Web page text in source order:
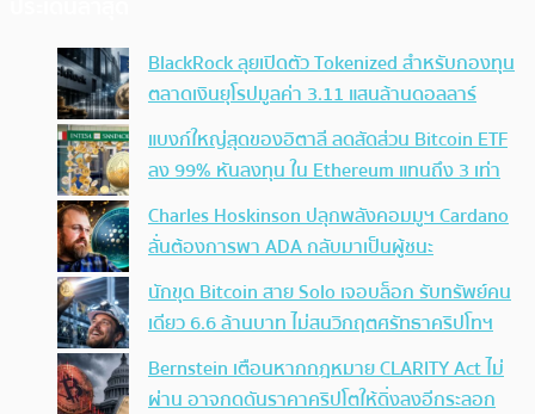
BlackRock ลุยเปิดตัว Tokenized สำหรับกองทุน
ตลาดเงินยุโรปมูลค่า 3.11 แสนล้านดอลลาร์
แบงก์ใหญ่สุดของอิตาลี ลดสัดส่วน Bitcoin ETF
ลง 99% หันลงทุน ใน Ethereum แทนถึง 3 เท่า
Charles Hoskinson ปลุกพลังคอมมูฯ Cardano
ลั่นต้องการพา ADA กลับมาเป็นผู้ชนะ
นักขุด Bitcoin สาย Solo เจอบล็อก รับทรัพย์คน
เดียว 6.6 ล้านบาท ไม่สนวิกฤตศรัทธาคริปโทฯ
Bernstein เตือนหากกฎหมาย CLARITY Act ไม่
ผ่าน อาจกดดันราคาคริปโตให้ดิ่งลงอีกระลอก